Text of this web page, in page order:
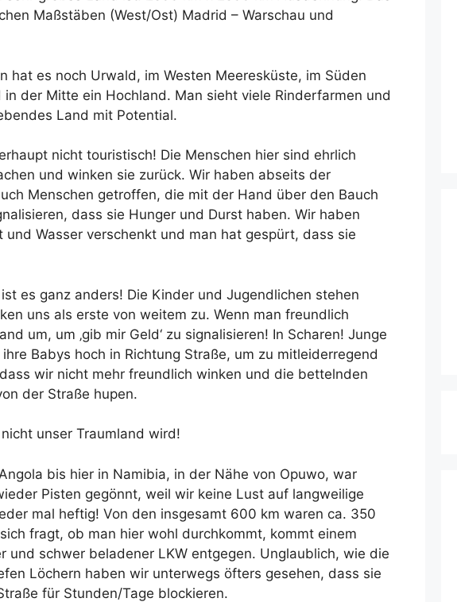
Maßstäben (West/Ost) Madrid – Warschau und
hat es noch Urwald, im Westen Meeresküste, im Süden
der Mitte ein Hochland. Man sieht viele Rinderfarmen und
Land mit Potential.
nicht touristisch! Die Menschen hier sind ehrlich
und winken sie zurück. Wir haben abseits der
Menschen getroffen, die mit der Hand über den Bauch
dass sie Hunger und Durst haben. Wir haben
und Wasser verschenkt und man hat gespürt, dass sie
es ganz anders! Die Kinder und Jugendlichen stehen
uns als erste von weitem zu. Wenn man freundlich
um, um ‚gib mir Geld‘ zu signalisieren! In Scharen! Junge
Babys hoch in Richtung Straße, um zu mitleiderregend
wir nicht mehr freundlich winken und die bettelnden
der Straße hupen.
unser Traumland wird!
bis hier in Namibia, in der Nähe von Opuwo, war
Pisten gegönnt, weil wir keine Lust auf langweilige
mal heftig! Von den insgesamt 600 km waren ca. 350
fragt, ob man hier wohl durchkommt, kommt einem
und schwer beladener LKW entgegen. Unglaublich, wie die
Löchern haben wir unterwegs öfters gesehen, dass sie
für Stunden/Tage blockieren.